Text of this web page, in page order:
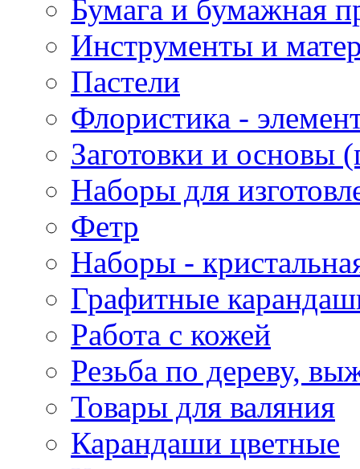
Бумага и бумажная
Инструменты и
Пастели
Флористика -
Заготовки и основы
Наборы для
Фетр
Наборы -
Графитные
Работа с кожей
Резьба по дереву,
Товары для валяния
Карандаши цветные